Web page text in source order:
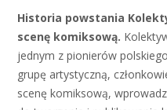
Historia powstania
scenę komiksową.
jednym z pionierów
grupę artystyczną,
scenę komiksową,